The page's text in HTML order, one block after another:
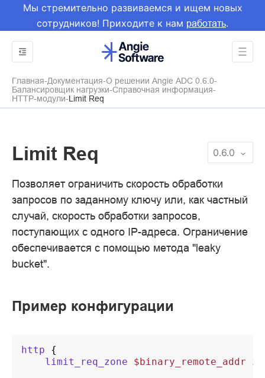
Мы стремительно развиваемся и ищем новых
сотрудников! Приходите к нам работать.
Главная Документация О решении Angie ADC 0.6.0
Балансировщик нагрузки Справочная информация
HTTP-модули Limit Req
0.6.0
Limit Req
Позволяет ограничить скорость обработки
запросов по заданному ключу или, как частный
случай, скорость обработки запросов,
поступающих с одного IP-адреса. Ограничение
обеспечивается с помощью метода "leaky
bucket".
Пример конфигурации
http
{
limit_req_zone
$binary_remote_addr